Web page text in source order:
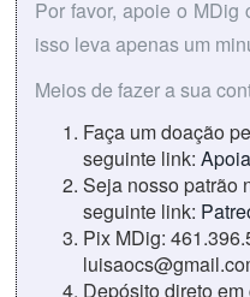
Por favor, apoie o MDig
isso leva apenas um
Meios de fazer a sua
Faça um doação
seguinte link:
Seja nosso patrão
seguinte link:
Pix MDig:
Depósito direto